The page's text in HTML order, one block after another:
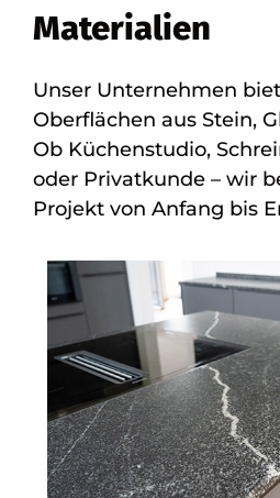
Materialien
Unser Unternehmen
Oberflächen aus Stein,
Ob Küchenstudio,
oder Privatkunde – wir
Projekt von Anfang bis